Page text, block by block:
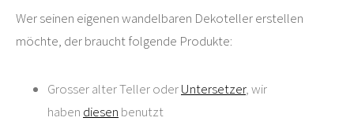
Wer seinen eigenen wandelbaren Dekoteller erstellen
möchte, der braucht folgende Produkte:
Grosser alter Teller oderUntersetzer, wir
haben diesen benutzt